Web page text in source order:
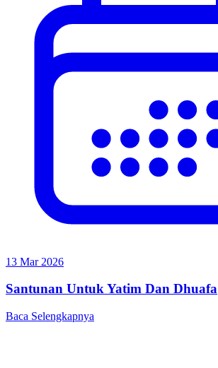
13 Mar 2026
Santunan Untuk Yatim Dan Dhuafa
Baca Selengkapnya